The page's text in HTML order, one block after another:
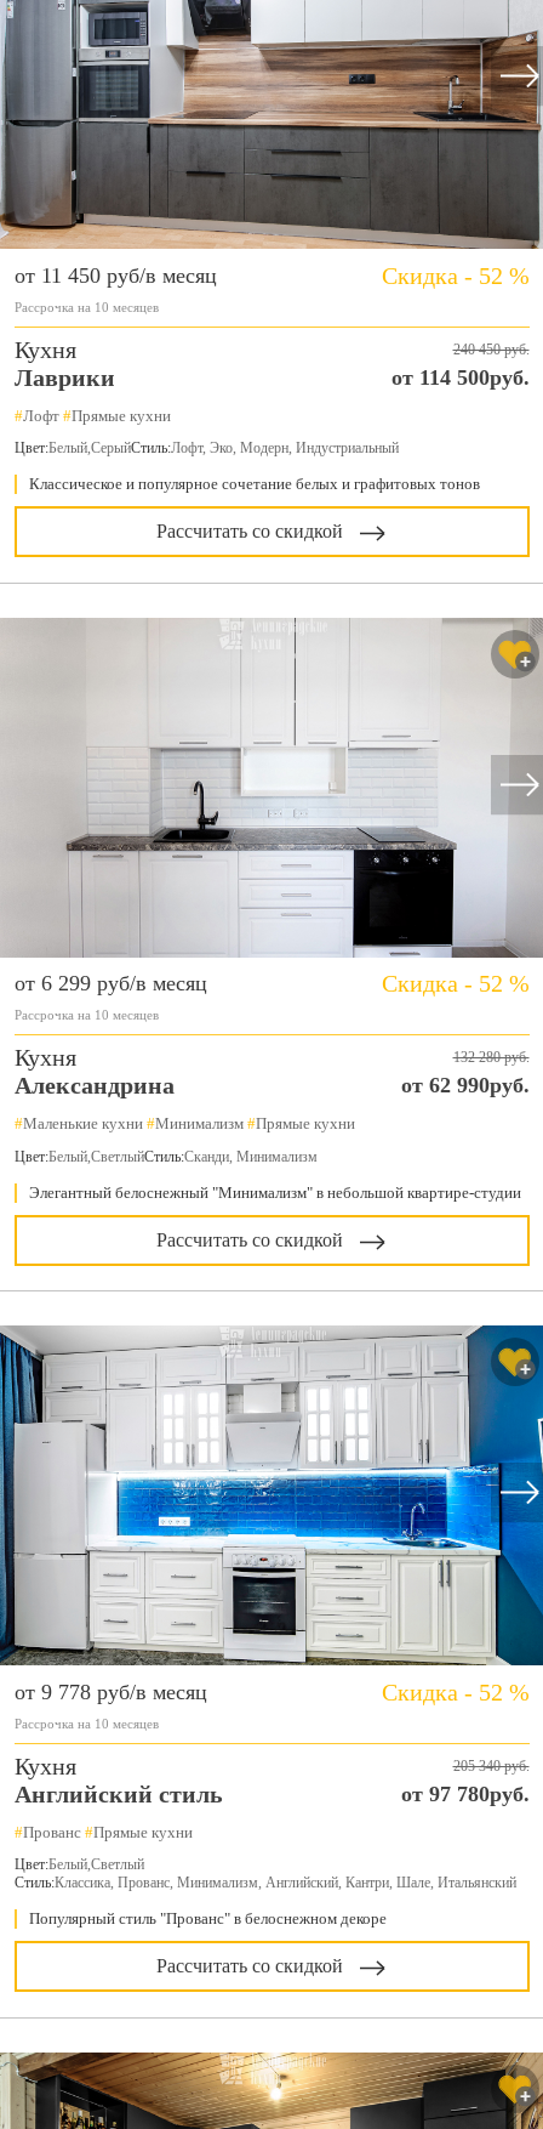
от 11 450 руб/в месяц Скидка - 52 %
Рассрочка на 10 месяцев
Кухня 240 450 руб.
Лаврики от 114 500руб.
#Лофт #Прямые кухни
Цвет:Белый,СерыйСтиль:Лофт, Эко, Модерн, Индустриальный
Классическое и популярное сочетание белых и графитовых тонов
Рассчитать со скидкой
от 6 299 руб/в месяц Скидка - 52 %
Рассрочка на 10 месяцев
Кухня 132 280 руб.
Александрина от 62 990руб.
#Маленькие кухни #Минимализм #Прямые кухни
Цвет:Белый, СветлыйСтиль:Сканди, Минимализм
Элегантный белоснежный "Минимализм" в небольшой квартире-студии
Рассчитать со скидкой
от 9 778 руб/в месяц Скидка - 52 %
Рассрочка на 10 месяцев
Кухня 205 340 руб.
Английский стиль от 97 780руб.
#Прованс #Прямые кухни
Цвет:Белый,Светлый
Стиль:Классика, Прованс, Минимализм, Английский, Кантри, Шале, Итальянский
Популярный стиль "Прованс" в белоснежном декоре
Рассчитать со скидкой